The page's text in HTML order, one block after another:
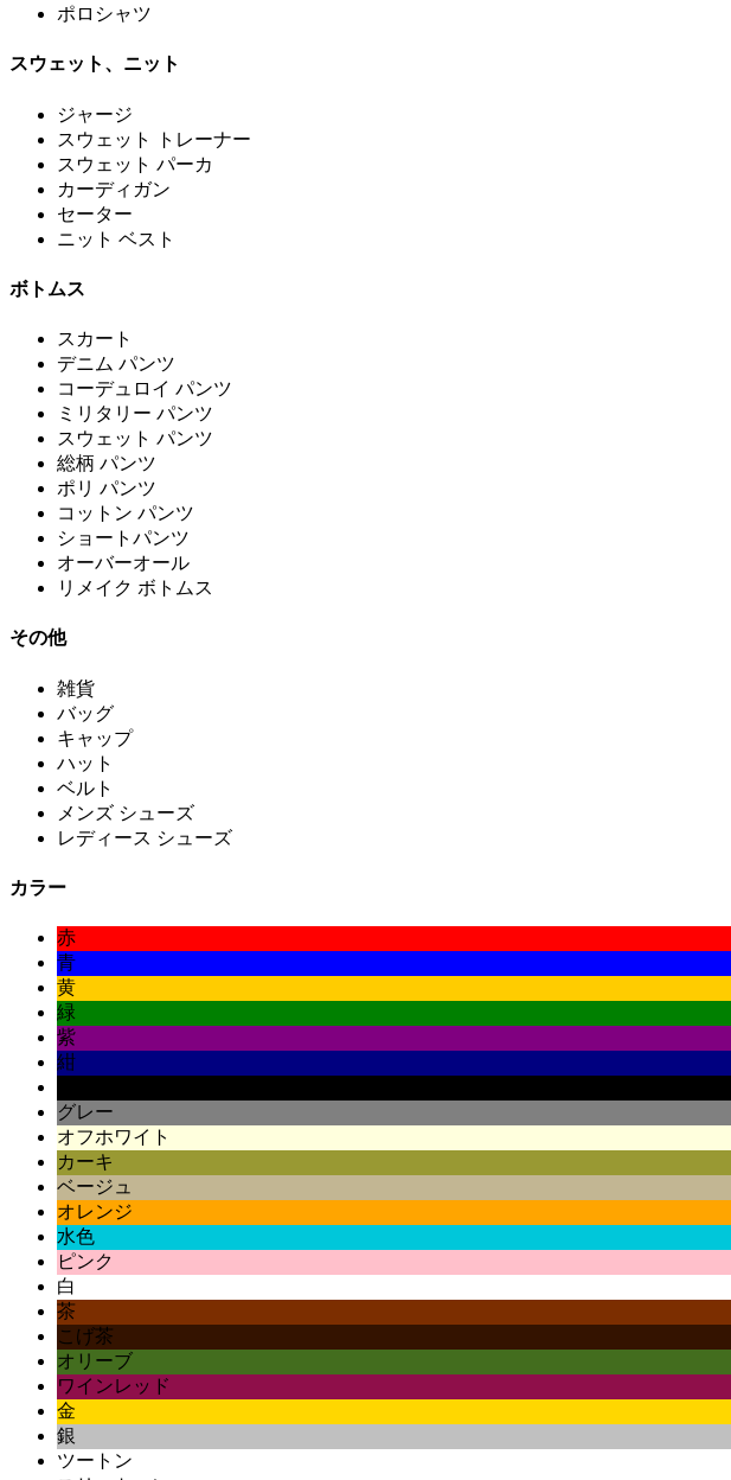
ポロシャツ
スウェット、ニット
ジャージ
スウェット トレーナー
スウェット パーカ
カーディガン
セーター
ニット ベスト
ボトムス
スカート
デニム パンツ
コーデュロイ パンツ
ミリタリー パンツ
スウェット パンツ
総柄 パンツ
ポリ パンツ
コットン パンツ
ショートパンツ
オーバーオール
リメイク ボトムス
その他
雑貨
バッグ
キャップ
ハット
ベルト
メンズ シューズ
レディース シューズ
カラー
赤
青
黄
緑
紫
紺
グレー
オフホワイト
カーキ
ベージュ
オレンジ
水色
ピンク
白
茶
こげ茶
オリーブ
ワインレッド
金
銀
ツートン